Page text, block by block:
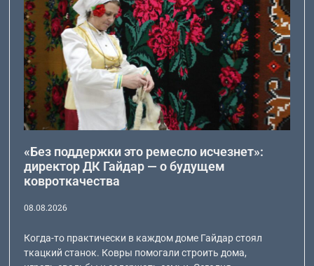
«Без поддержки это ремесло исчезнет»:
директор ДК Гайдар — о будущем
ковроткачества
08.08.2026
Когда-то практически в каждом доме Гайдар стоял
ткацкий станок. Ковры помогали строить дома,